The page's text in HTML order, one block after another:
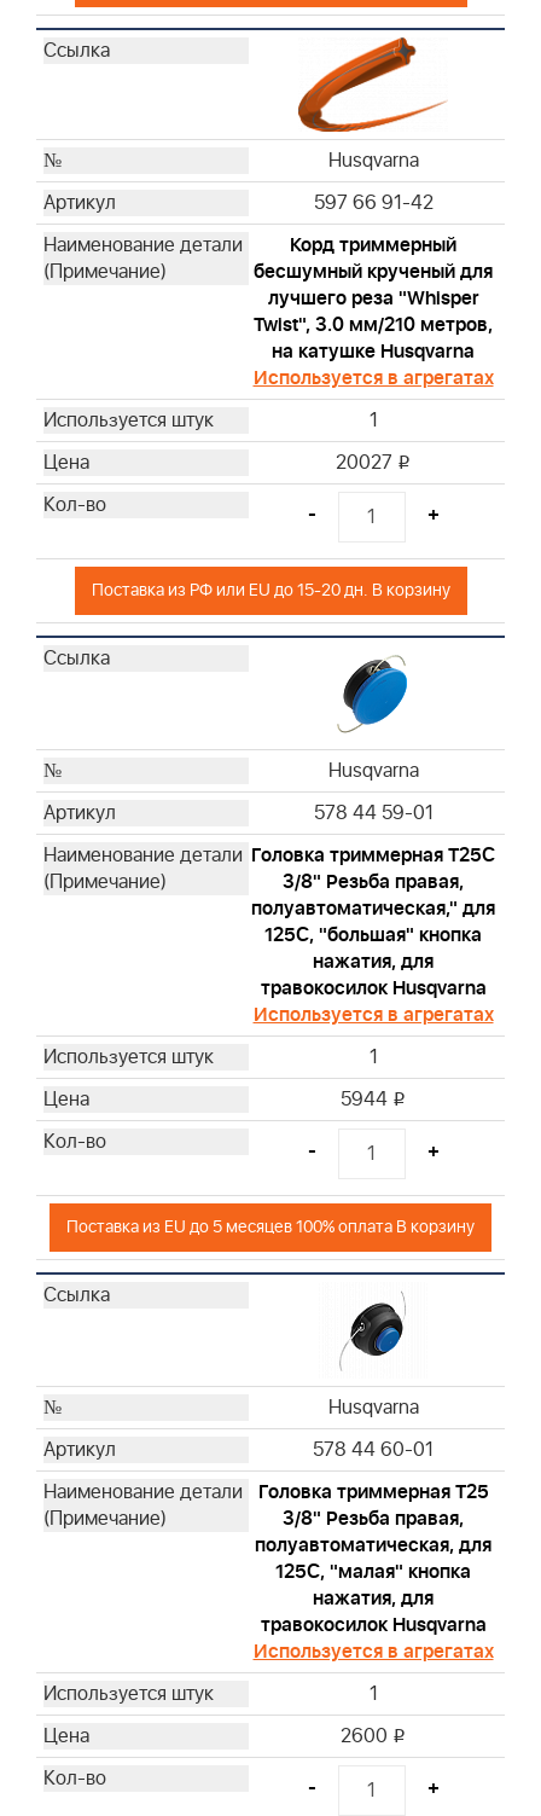
Husqvarna
597 66 91-42
Корд триммерный
бесшумный крученый для
лучшего реза "Whisper
Twist", 3.0 мм/210 метров,
на катушке Husqvarna
Используется в агрегатах
1
20027 i
- +
Поставка из РФ или EU до 15-20 дн. В корзину
Husqvarna
578 44 59-01
Головка триммерная T25С
3/8" Резьба правая,
полуавтоматическая," для
125С, "большая" кнопка
нажатия, для
травокосилок Husqvarna
Используется в агрегатах
1
5944 i
- +
Поставка из EU до 5 месяцев 100% оплата В корзину
Husqvarna
578 44 60-01
Головка триммерная T25
3/8" Резьба правая,
полуавтоматическая, для
125С, "малая" кнопка
нажатия, для
травокосилок Husqvarna
Используется в агрегатах
1
2600 i
- +